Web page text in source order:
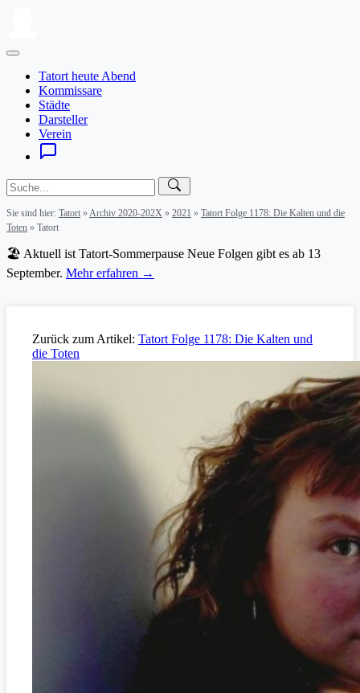
Tatort heute Abend
Kommissare
Städte
Darsteller
Verein
Sie sind hier: Tatort »Archiv 2020-202X » 2021 » Tatort Folge 1178: Die Kalten und die
Toten » Tatort
🏖️ Aktuell ist Tatort-Sommerpause Neue Folgen gibt es ab 13
September. Mehr erfahren →
Zurück zum Artikel: Tatort Folge 1178: Die Kalten und
die Toten